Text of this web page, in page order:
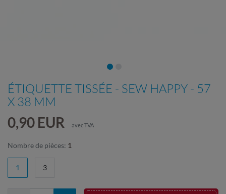
ÉTIQUETTE TISSÉE - SEW HAPPY - 57
X 38 MM
0,90 EUR avec TVA
Nombre de pièces: 1
1 3